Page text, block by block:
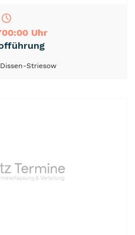
00:00 Uhr
| Dissen-Striesow